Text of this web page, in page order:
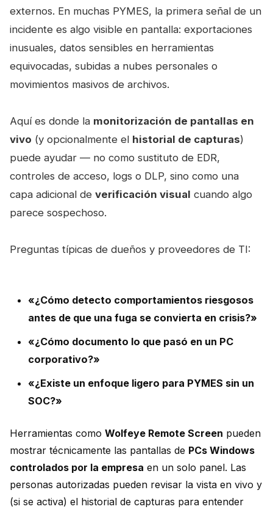
externos. En muchas PYMES, la primera señal de un
incidente es algo visible en pantalla: exportaciones
inusuales, datos sensibles en herramientas
equivocadas, subidas a nubes personales o
movimientos masivos de archivos.
Aquí es donde la monitorización de pantallas en
vivo (y opcionalmente el historial de capturas)
puede ayudar — no como sustituto de EDR,
controles de acceso, logs o DLP, sino como una
capa adicional de verificación visual cuando algo
parece sospechoso.
Preguntas típicas de dueños y proveedores de TI:
«¿Cómo detecto comportamientos riesgosos
antes de que una fuga se convierta en crisis?»
«¿Cómo documento lo que pasó en un PC
corporativo?»
«¿Existe un enfoque ligero para PYMES sin un
SOC?»
Herramientas como Wolfeye Remote Screen pueden
mostrar técnicamente las pantallas de PCs Windows
controlados por la empresa en un solo panel. Las
personas autorizadas pueden revisar la vista en vivo y
(si se activa) el historial de capturas para entender